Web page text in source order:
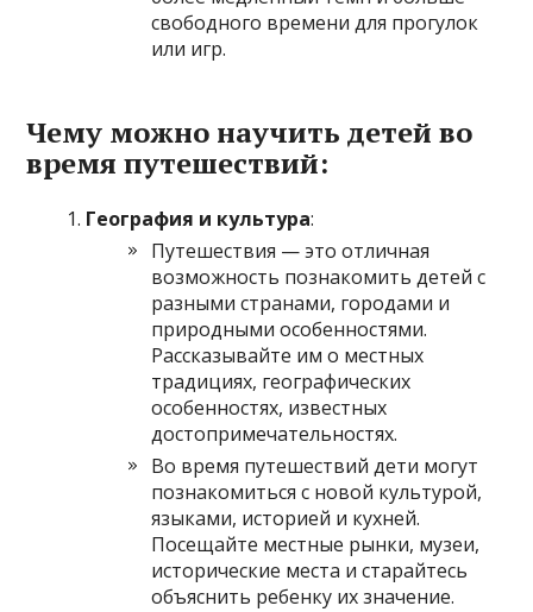
свободного времени для прогулок
или игр.
Чему можно научить детей во
время путешествий:
География и культура:
Путешествия — это отличная
возможность познакомить детей с
разными странами, городами и
природными особенностями.
Рассказывайте им о местных
традициях, географических
особенностях, известных
достопримечательностях.
Во время путешествий дети могут
познакомиться с новой культурой,
языками, историей и кухней.
Посещайте местные рынки, музеи,
исторические места и старайтесь
объяснить ребенку их значение.